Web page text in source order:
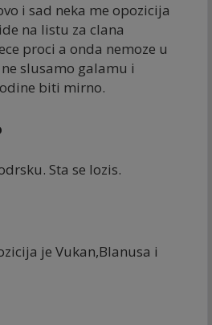
i sad neka me opozicija
na listu za clana
proci a onda nemoze u
slusamo galamu i
biti mirno.
Sta se lozis.
je Vukan,Blanusa i